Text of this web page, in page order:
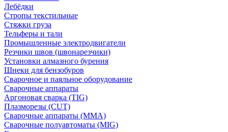
Лебёдки
Стропы текстильные
Стяжки груза
Тельферы и тали
Промышленные электродвигатели
Резчики швов (швонарезчики)
Установки алмазного бурения
Шнеки для бензобуров
Сварочное и паяльное оборудование
Сварочные аппараты
Аргоновая сварка (TIG)
Плазморезы (CUT)
Сварочные аппараты (MMA)
Сварочные полуавтоматы (MIG)